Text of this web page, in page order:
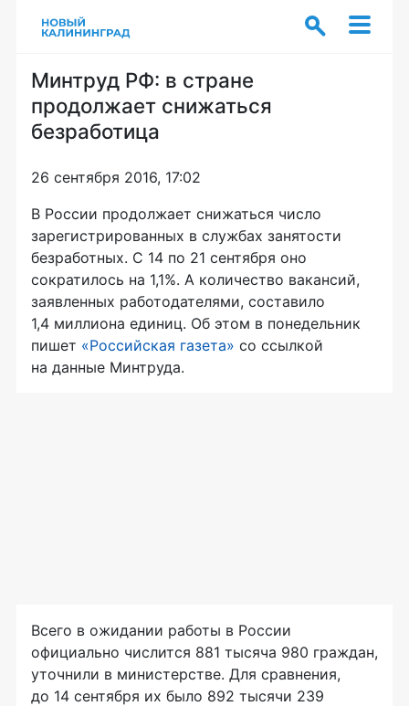
Минтруд РФ: в стране
продолжает снижаться
безработица
26 сентября 2016, 17:02
В России продолжает снижаться число
зарегистрированных в службах занятости
безработных. С 14 по 21 сентября оно
сократилось на 1,1%. А количество вакансий,
заявленных работодателями, составило
1,4 миллиона единиц. Об этом в понедельник
пишет «Российская газета» со ссылкой
на данные Минтруда.
Всего в ожидании работы в России
официально числится 881 тысяча 980 граждан,
уточнили в министерстве. Для сравнения,
до 14 сентября их было 892 тысячи 239